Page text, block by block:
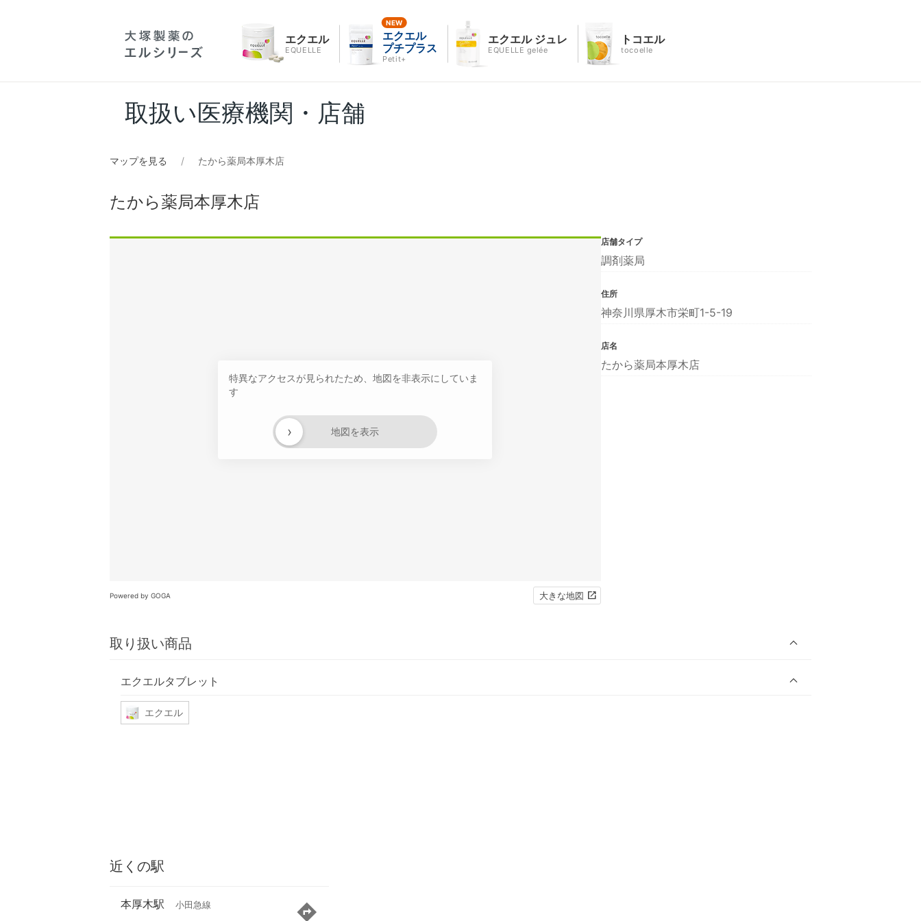
エクエル
EQUELLE
エクエル
プチプラス
Petit+
エクエル ジュレ
EQUELLE gelée
トコエル
tocoelle
取扱い医療機関・店舗
マップを見る たから薬局本厚木店
たから薬局本厚木店
特異なアクセスが見られたため、地図を非表示にしていま
す
地図を表示
›
Powered by GOGA 大きな地図
取り扱い商品
エクエルタブレット
エクエル
店舗タイプ
調剤薬局
住所
神奈川県厚木市栄町1-5-19
店名
たから薬局本厚木店
近くの駅
本厚木駅 小田急線